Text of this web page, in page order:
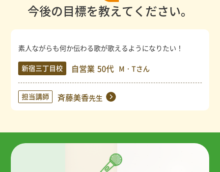
今後の目標を教えてください。
素人ながらも何か伝わる歌が歌えるようになりたい！
新宿三丁目校 自営業 50代 M・Tさん
担当講師 斉藤美香先生